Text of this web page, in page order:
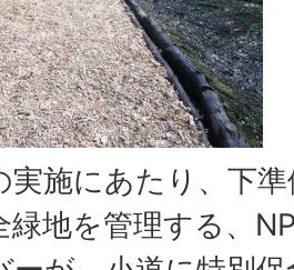
施にあたり、下
緑地を管理する、